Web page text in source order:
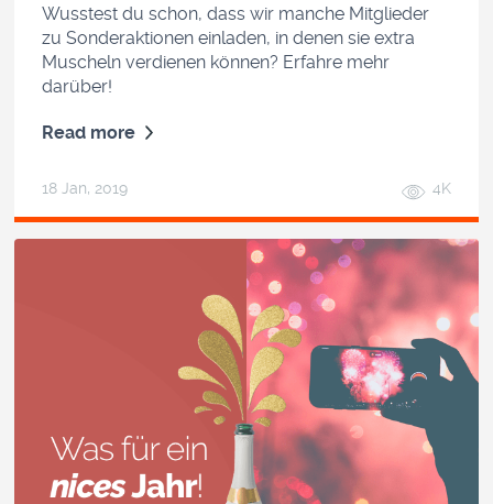
Wusstest du schon, dass wir manche Mitglieder
zu Sonderaktionen einladen, in denen sie extra
Muscheln verdienen können? Erfahre mehr
darüber!
Read more
18 Jan, 2019 4K